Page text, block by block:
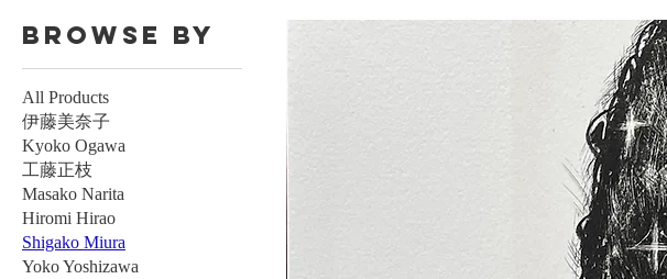
Browse by
All Products
伊藤美奈子
Kyoko Ogawa
工藤正枝
Masako Narita
Hiromi Hirao
Shigako Miura
Yoko Yoshizawa